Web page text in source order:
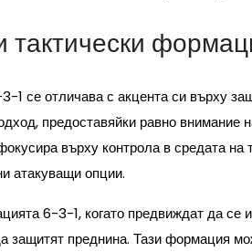
тактически
1 се отличава с акцента си върху
предоставяйки равно внимание
върху контрола в средата на
атакуващи опции.
6-3-1, когато предвиждат да се
защитят преднина. Тази формация